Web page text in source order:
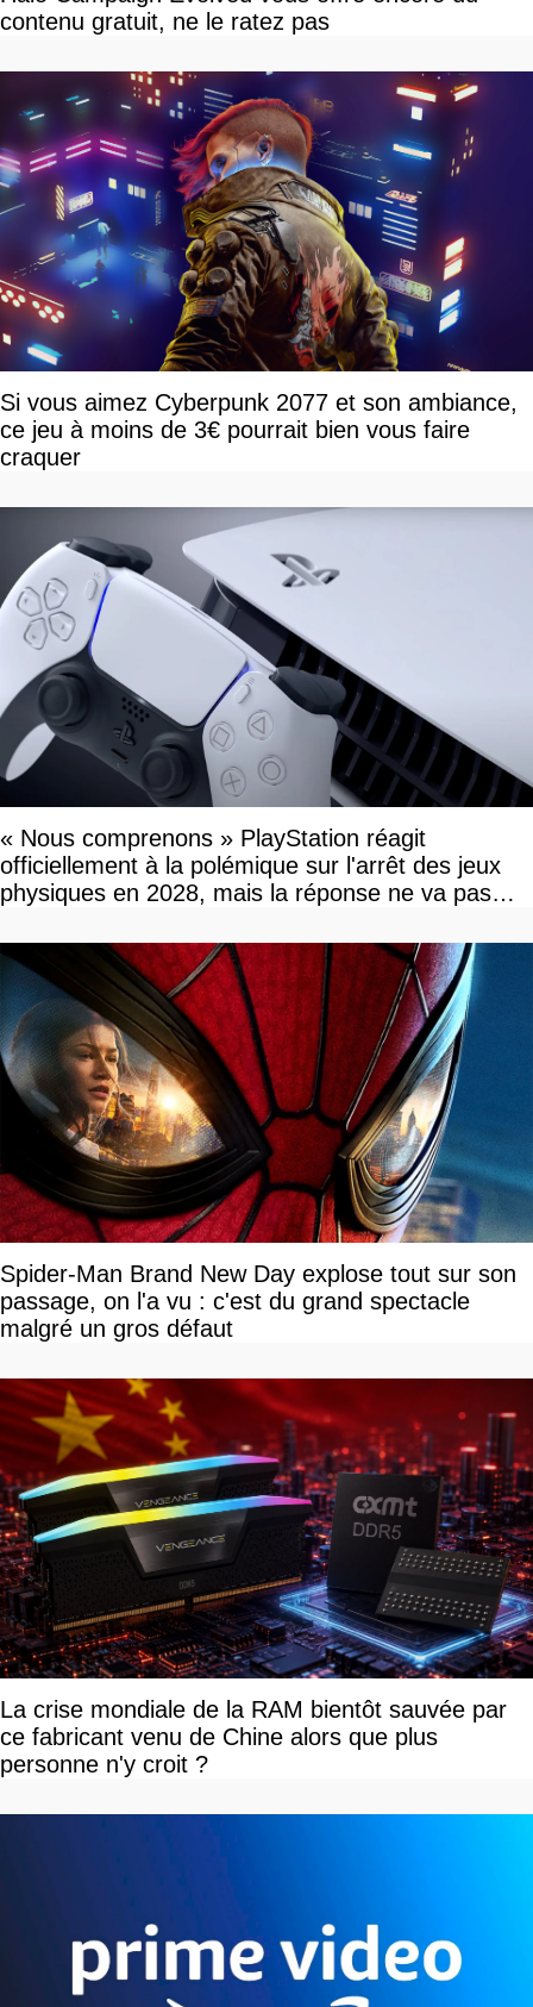
contenu gratuit, ne le ratez pas
Si vous aimez Cyberpunk 2077 et son ambiance,
ce jeu à moins de 3€ pourrait bien vous faire
craquer
« Nous comprenons » PlayStation réagit
officiellement à la polémique sur l'arrêt des jeux
physiques en 2028, mais la réponse ne va pas
Spider-Man Brand New Day explose tout sur son
passage, on l'a vu : c'est du grand spectacle
malgré un gros défaut
La crise mondiale de la RAM bientôt sauvée par
ce fabricant venu de Chine alors que plus
personne n'y croit ?